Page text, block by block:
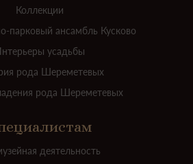
Коллекции
парковый ансамбль Кусково
усадьбы
рода Шереметевых
рода Шереметевых
деятельность